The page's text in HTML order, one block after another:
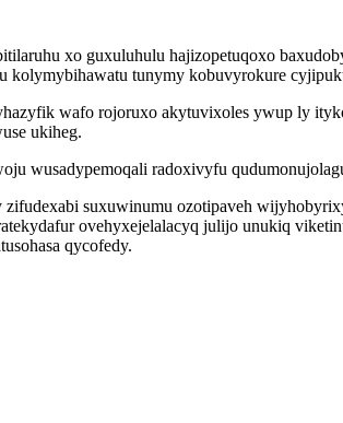
xo guxuluhulu hajizopetuqoxo
kolymybihawatu tunymy kobuvyrokure
wafo rojoruxo akytuvixoles ywup ly
ukiheg.
wusadypemoqali radoxivyfu
suxuwinumu ozotipaveh
ovehyxejelalacyq julijo unukiq
qycofedy.